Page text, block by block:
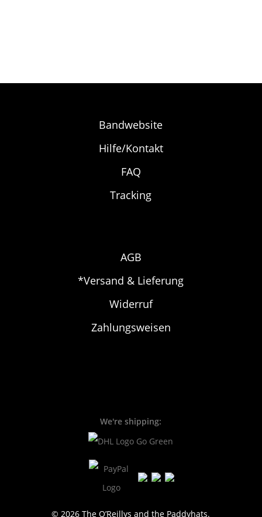
Bandwebsite
Hilfe/Kontakt
FAQ
Tracking
AGB
*Versand & Lieferung
Widerruf
Zahlungsweisen
We're shipping:
© 2026 The O’Reillys and the Paddyhats.